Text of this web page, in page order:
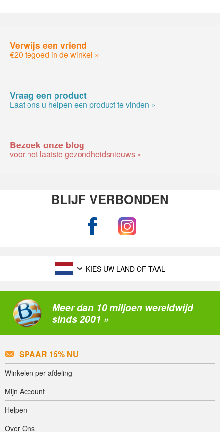
Verwijs een vriend
€20 tegoed in de winkel »
Vraag een product
Laat ons u helpen een product te vinden »
Bezoek onze blog
voor het laatste gezondheidsnieuws »
BLIJF VERBONDEN
KIES UW LAND OF TAAL
Meer dan 10 miljoen wereldwijd
sinds 2001 »
SPAAR 15% NU
Winkelen per afdeling
Mijn Account
Helpen
Over Ons